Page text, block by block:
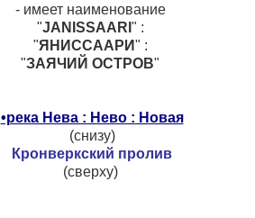
- имеет наименование
"JANISSAARI " :
"ЯНИССААРИ" :
"ЗАЯЧИЙ ОСТРОВ"
•река Нева : Нево : Новая
(снизу)
Кронверкский пролив
(сверху)